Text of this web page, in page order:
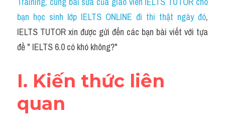
Du học Cấp Ba
Đề thi thật Task 1
bạn học sinh lớp IELTS ONLINE đi thi thật ngày đó,
IELTS TUTOR xin được gửi đến các bạn bài viết với tựa
đề " IELTS 6.0 có khó không?"
I. Kiến thức liên
quan